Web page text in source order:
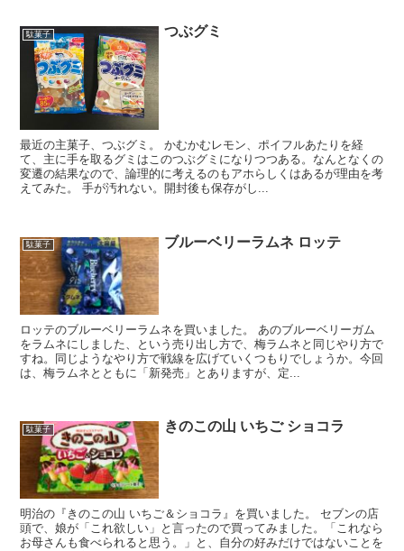
駄菓子 つぶグミ
最近の主菓子、つぶグミ。 かむかむレモン、ポイフルあたりを経
て、主に手を取るグミはこのつぶグミになりつつある。なんとなくの
変遷の結果なので、論理的に考えるのもアホらしくはあるが理由を考
えてみた。 手が汚れない。開封後も保存がし...
駄菓子 ブルーベリーラムネ ロッテ
ロッテのブルーベリーラムネを買いました。 あのブルーベリーガム
をラムネにしました、という売り出し方で、梅ラムネと同じやり方で
すね。同じようなやり方で戦線を広げていくつもりでしょうか。今回
は、梅ラムネとともに「新発売」とありますが、定...
駄菓子 きのこの山 いちご ショコラ
明治の『きのこの山 いちご＆ショコラ』を買いました。 セブンの店
頭で、娘が「これ欲しい」と言ったので買ってみました。「これなら
お母さんも食べられると思う。」と、自分の好みだけではないことを